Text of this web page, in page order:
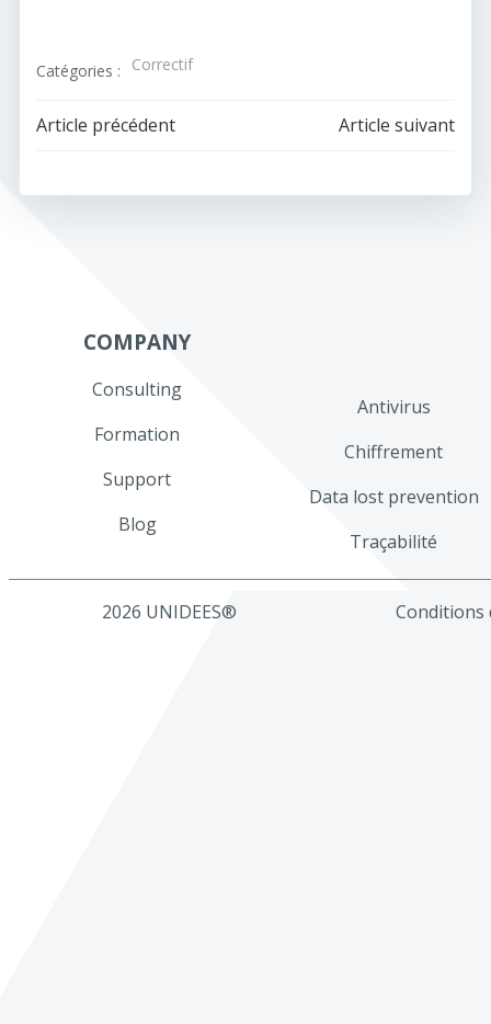
Catégories : Correctif
Navigation
de
Article précédent
Navigation
de
Article suivant
COMPANY
Consulting
Formation
Support
Blog
Antivirus
Chiffrement
Data lost prevention
Traçabilité
2026 UNIDEES® Conditions